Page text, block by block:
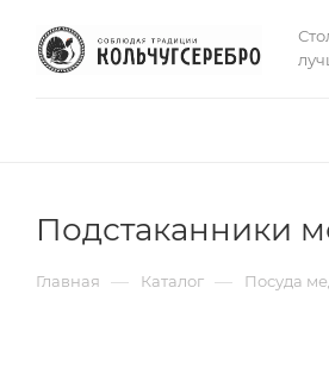
Подстаканники
Главная — Каталог — Посуда